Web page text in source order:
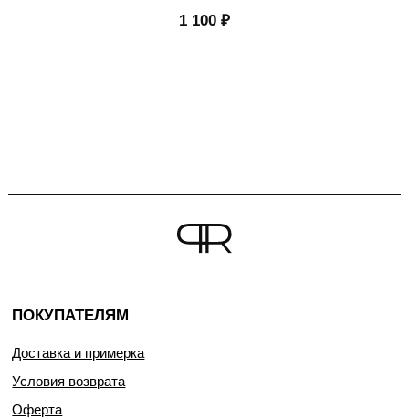
1 100 ₽
ПОКУПАТЕЛЯМ
Доставка и примерка
Условия возврата
Оферта